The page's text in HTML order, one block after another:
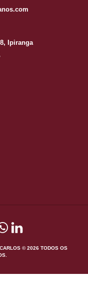
Ipiranga
© 2026 TODOS OS